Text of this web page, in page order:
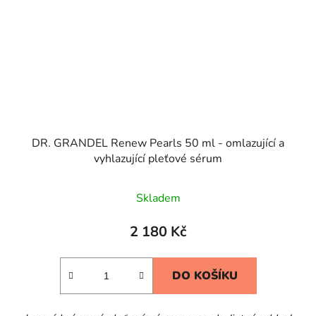
DR. GRANDEL Renew Pearls 50 ml - omlazující a
vyhlazující pleťové sérum
Skladem
2 180 Kč
DO KOŠÍKU